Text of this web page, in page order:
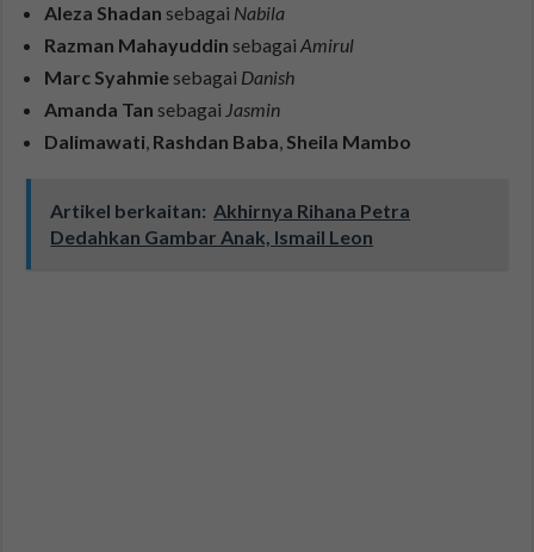
Aleza Shadan sebagai Nabila
Razman Mahayuddin sebagaiAmirul
Marc Syahmie sebagai Danish
Amanda Tan sebagai Jasmin
Dalimawati, Rashdan Baba, Sheila Mambo
Artikel berkaitan: Akhirnya Rihana Petra
Dedahkan Gambar Anak, Ismail Leon